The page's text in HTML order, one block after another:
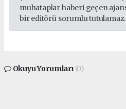
muhataplar haberi geçen
bir editörü sorumlu
Okuyu Yorumları (0)